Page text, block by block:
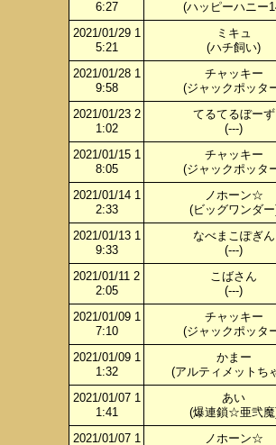
6:27
(ハッピーハニー
2021/01/29 1
5:21
ミキュ
(ハチ飼い)
2021/01/28 1
9:58
チャッキー
(ジャックポッタ
2021/01/23 2
1:02
てるてるぼーず
(---)
2021/01/15 1
8:05
チャッキー
(ジャックポッタ
2021/01/14 1
2:33
ノホーン☆
(ビッグワンダ
2021/01/13 1
9:33
なべまこぽぎん
(---)
2021/01/11 2
2:05
こばさん
(---)
2021/01/09 1
7:10
チャッキー
(ジャックポッタ
2021/01/09 1
1:32
かまー
(アルティメットち
2021/01/07 1
1:41
あい
(爆連鎖☆亜弐
2021/01/07 1
ノホーン☆